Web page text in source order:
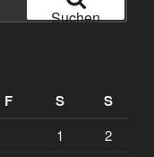
Suchen
F S S
1
2